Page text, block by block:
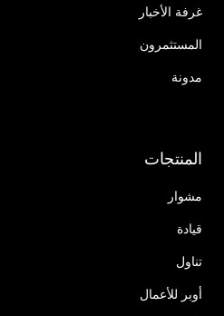
غرفة الأخبار
المستثمرون
مدونة
المنتجات
مشوار
قيادة
تناول
أوبر للأعمال